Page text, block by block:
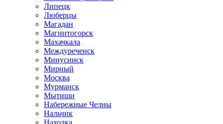
Липецк
Люберцы
Магадан
Магнитогорск
Махачкала
Междуреченск
Минусинск
Мирный
Москва
Мурманск
Мытищи
Набережные Челны
Нальчик
Находка